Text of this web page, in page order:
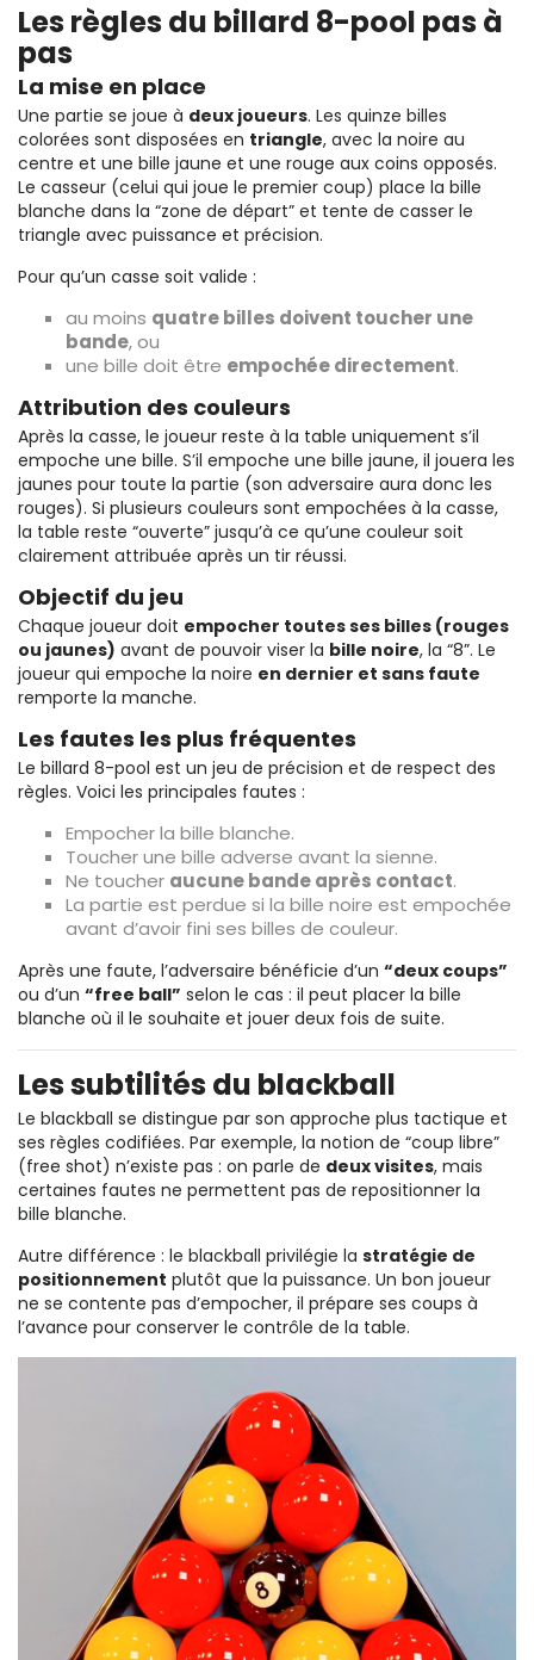
Les règles du billard 8-pool pas à
pas
La mise en place
Une partie se joue à deux joueurs. Les quinze billes
colorées sont disposées en triangle, avec la noire au
centre et une bille jaune et une rouge aux coins opposés.
Le casseur (celui qui joue le premier coup) place la bille
blanche dans la “zone de départ” et tente de casser le
triangle avec puissance et précision.
Pour qu’un casse soit valide :
au moins quatre billes doivent toucher une
bande, ou
une bille doit être empochée directement.
Attribution des couleurs
Après la casse, le joueur reste à la table uniquement s’il
empoche une bille. S’il empoche une bille jaune, il jouera les
jaunes pour toute la partie (son adversaire aura donc les
rouges). Si plusieurs couleurs sont empochées à la casse,
la table reste “ouverte” jusqu’à ce qu’une couleur soit
clairement attribuée après un tir réussi.
Objectif du jeu
Chaque joueur doit empocher toutes ses billes (rouges
ou jaunes) avant de pouvoir viser la bille noire, la “8”. Le
joueur qui empoche la noire en dernier et sans faute
remporte la manche.
Les fautes les plus fréquentes
Le billard 8-pool est un jeu de précision et de respect des
règles. Voici les principales fautes :
Empocher la bille blanche.
Toucher une bille adverse avant la sienne.
Ne toucher aucune bande après contact.
La partie est perdue si la bille noire est empochée
avant d’avoir fini ses billes de couleur.
Après une faute, l’adversaire bénéficie d’un “deux coups”
ou d’un “free ball” selon le cas : il peut placer la bille
blanche où il le souhaite et jouer deux fois de suite.
Les subtilités du blackball
Le blackball se distingue par son approche plus tactique et
ses règles codifiées. Par exemple, la notion de “coup libre”
(free shot) n’existe pas : on parle de deux visites, mais
certaines fautes ne permettent pas de repositionner la
bille blanche.
Autre différence : le blackball privilégie la stratégie de
positionnement plutôt que la puissance. Un bon joueur
ne se contente pas d’empocher, il prépare ses coups à
l’avance pour conserver le contrôle de la table.